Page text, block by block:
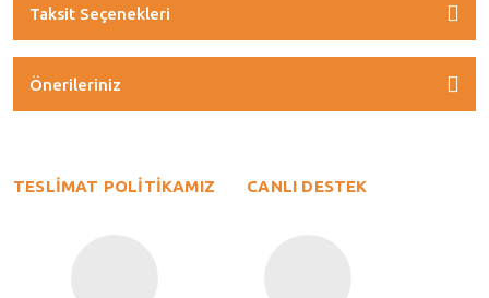
Taksit Seçenekleri
Önerileriniz
TESLİMAT POLİTİKAMIZ CANLI DESTEK